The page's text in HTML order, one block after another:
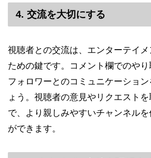
4. 交流を大切にする
視聴者との交流は、エンターテイ
ための鍵です。コメント欄でのや
フォロワーとのコミュニケーショ
ょう。視聴者の意見やリクエスト
で、より親しみやすいチャンネルを
ができます。